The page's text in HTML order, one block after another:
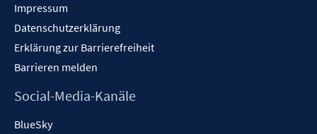
Impressum
Datenschutzerklärung
Erklärung zur Barrierefreiheit
Barrieren melden
Social-Media-Kanäle
BlueSky